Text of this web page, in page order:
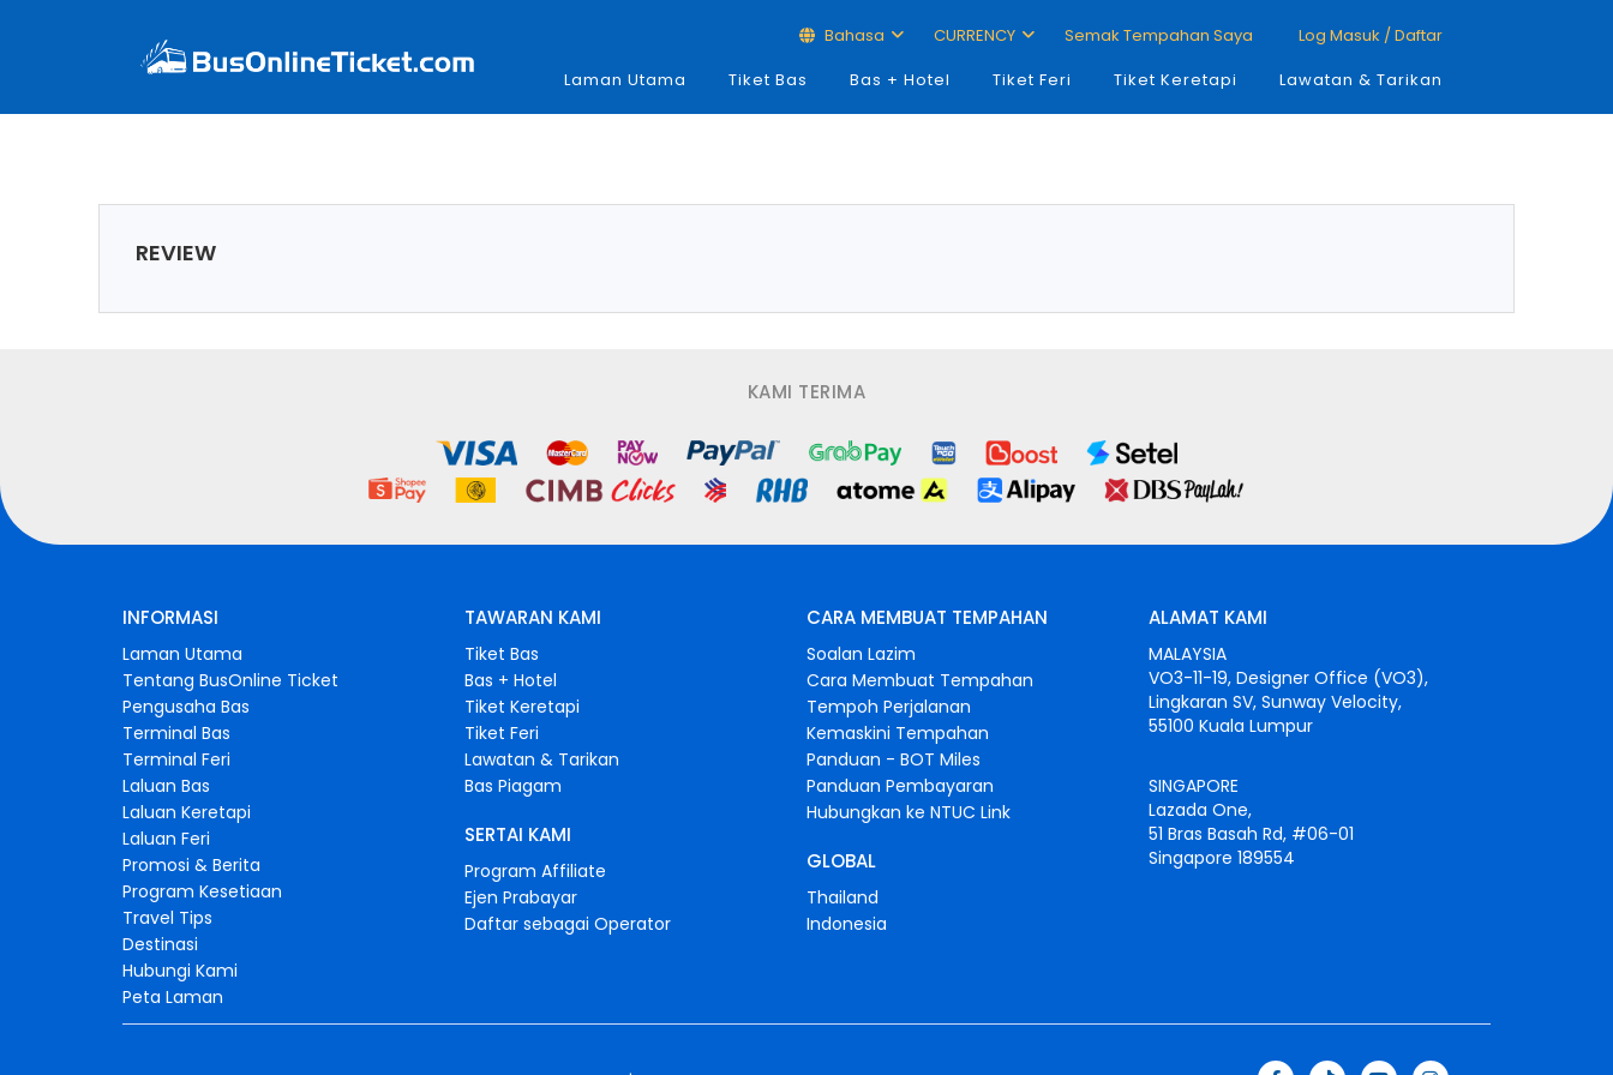
Bahasa CURRENCY Semak Tempahan Saya
Log Masuk / Daftar
Laman Utama
Tiket Bas Bas + Hotel Tiket Feri Tiket Keretapi Lawatan & Tarikan
REVIEW
KAMI TERIMA
INFORMASI
Laman Utama
Tentang BusOnline Ticket
Pengusaha Bas
Terminal Bas
Terminal Feri
Laluan Bas
Laluan Keretapi
Laluan Feri
Promosi & Berita
Program Kesetiaan
Travel Tips
Destinasi
Hubungi Kami
Peta Laman
TAWARAN KAMI
Tiket Bas
Bas + Hotel
Tiket Keretapi
Tiket Feri
Lawatan & Tarikan
Bas Piagam
SERTAI KAMI
Program Affiliate
Ejen Prabayar
Daftar sebagai Operator
CARA MEMBUAT TEMPAHAN
Soalan Lazim
Cara Membuat Tempahan
Tempoh Perjalanan
Kemaskini Tempahan
Panduan - BOT Miles
Panduan Pembayaran
Hubungkan ke NTUC Link
GLOBAL
Thailand
Indonesia
ALAMAT KAMI
MALAYSIA
VO3-11-19, Designer Office (VO3),
Lingkaran SV, Sunway Velocity,
55100 Kuala Lumpur
SINGAPORE
Lazada One,
51 Bras Basah Rd, #06-01
Singapore 189554